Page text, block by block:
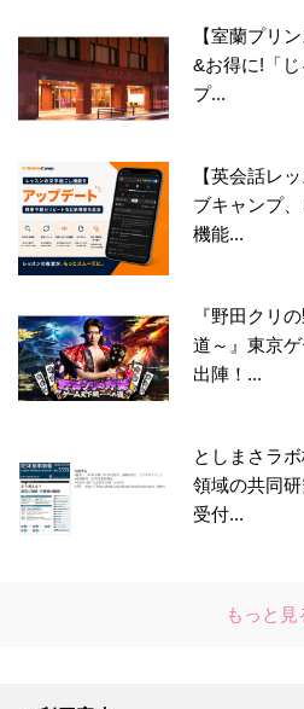
【室蘭プリ
&お得に!「
プ...
【英会話レ
ブキャンプ
機能...
『野田クリ
道～』東京
出陣！...
としまさラ
領域の共同
受付...
もっと見